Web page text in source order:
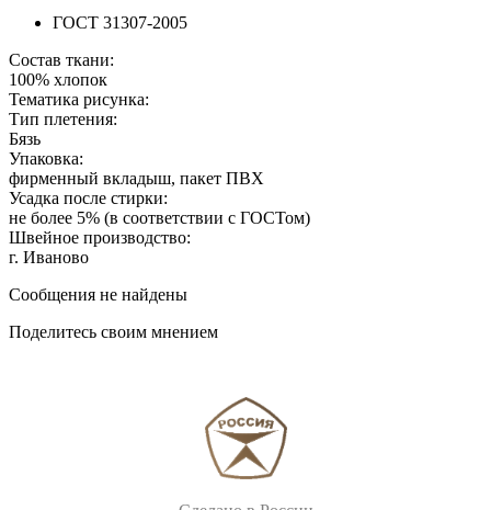
ГОСТ 31307-2005
Состав ткани:
100% хлопок
Тематика рисунка:
Тип плетения:
Бязь
Упаковка:
фирменный вкладыш, пакет ПВХ
Усадка после стирки:
не более 5% (в соответствии с ГОСТом)
Швейное производство:
г. Иваново
Сообщения не найдены
Поделитесь своим мнением